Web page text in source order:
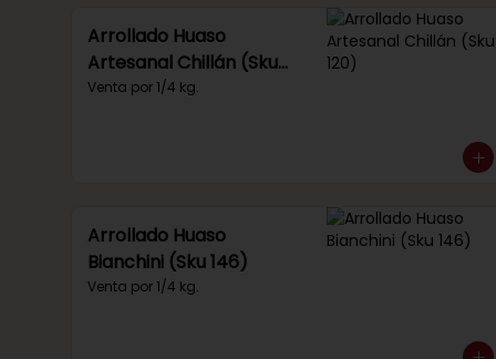
Arrollado Huaso
Artesanal Chillán (Sku
120)
Venta por 1/4 kg.
Arrollado Huaso
Bianchini (Sku 146)
Venta por 1/4 kg.